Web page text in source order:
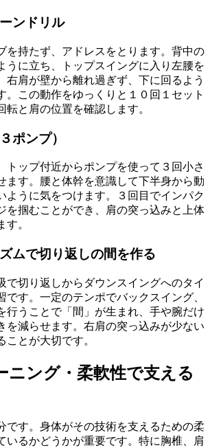
ンドリル
を持たず、アドレスをとります。背中の
うに立ち、トップスイングに入り左腰を
右肩が壁から離れ過ぎず、下に回るよう
。この動作をゆっくりと１０回１セット
転と肩の位置を確認します。
ポンプ）
トップ付近からポンプを使って３回小さ
ます。腰と体幹を意識して下半身から動
ように気をつけます。３回目でインパク
を掴むことができ、肩の突っ込みと上体
。
ムで切り返しの間を作る
で切り返しからダウンスイングへのタイ
です。一定のテンポでバックスイング、
行うことで「間」が生まれ、手や腕だけ
を減らせます。右肩の突っ込みが少ない
ことが大切です。
ニング・柔軟性で支える
です。身体がその技術を支えるための柔
いるかどうかが重要です。特に胸椎、肩